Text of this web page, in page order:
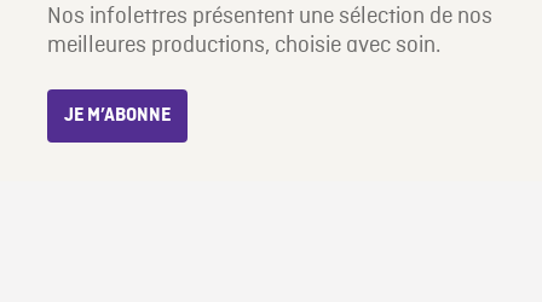
Nos infolettres présentent une sélection de nos
meilleures productions, choisie avec soin.
JE M’ABONNE